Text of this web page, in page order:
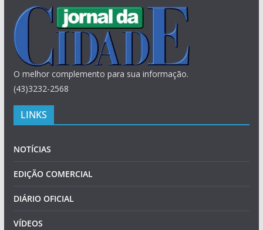
O melhor complemento para sua informação.
(43)3232-2568
LINKS
NOTÍCIAS
EDIÇÃO COMERCIAL
DIÁRIO OFICIAL
VÍDEOS